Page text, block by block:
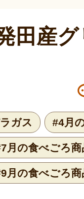
田産
ガス #4月
月の食べごろ商
月の食べごろ商